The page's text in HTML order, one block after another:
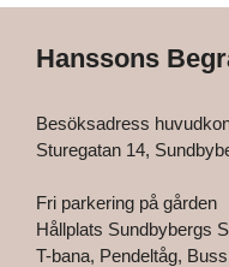
Hanssons
Besöksadress
Sturegatan 14,
Fri parkering på gården
Hållplats Sundbybergs
T-bana, Pendeltåg,